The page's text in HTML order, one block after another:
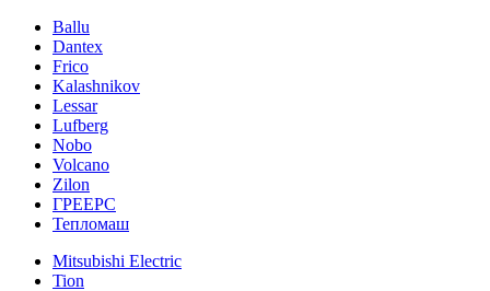
Ballu
Dantex
Frico
Kalashnikov
Lessar
Lufberg
Nobo
Volcano
Zilon
ГРЕЕРС
Тепломаш
Mitsubishi Electric
Tion